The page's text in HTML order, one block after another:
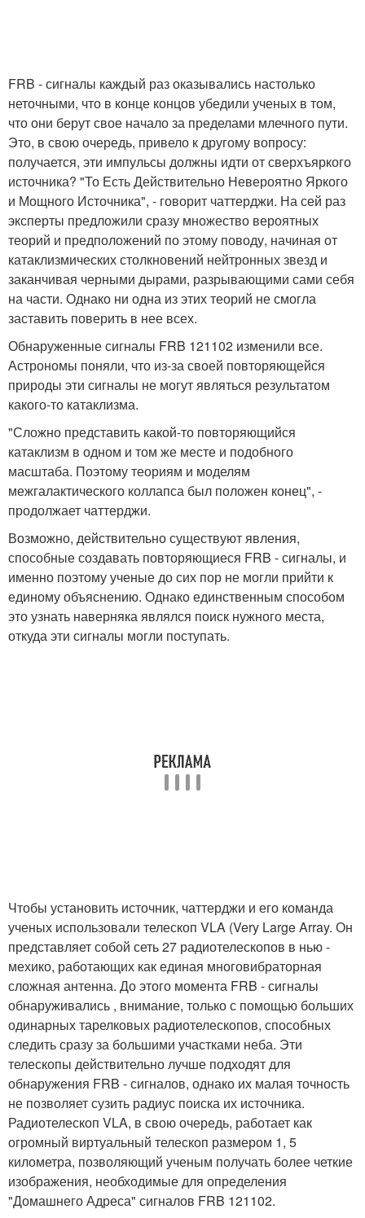
FRB - сигналы каждый раз оказывались настолько
неточными, что в конце концов убедили ученых в том,
что они берут свое начало за пределами млечного пути.
Это, в свою очередь, привело к другому вопросу:
получается, эти импульсы должны идти от сверхъяркого
источника? "То Есть Действительно Невероятно Яркого
и Мощного Источника", - говорит чаттерджи. На сей раз
эксперты предложили сразу множество вероятных
теорий и предположений по этому поводу, начиная от
катаклизмических столкновений нейтронных звезд и
заканчивая черными дырами, разрывающими сами себя
на части. Однако ни одна из этих теорий не смогла
заставить поверить в нее всех.
Обнаруженные сигналы FRB 121102 изменили все.
Астрономы поняли, что из-за своей повторяющейся
природы эти сигналы не могут являться результатом
какого-то катаклизма.
"Сложно представить какой-то повторяющийся
катаклизм в одном и том же месте и подобного
масштаба. Поэтому теориям и моделям
межгалактического коллапса был положен конец", -
продолжает чаттерджи.
Возможно, действительно существуют явления,
способные создавать повторяющиеся FRB - сигналы, и
именно поэтому ученые до сих пор не могли прийти к
единому объяснению. Однако единственным способом
это узнать наверняка являлся поиск нужного места,
откуда эти сигналы могли поступать.
Чтобы установить источник, чаттерджи и его команда
ученых использовали телескоп VLA (Very Large Array. Он
представляет собой сеть 27 радиотелескопов в нью -
мехико, работающих как единая многовибраторная
сложная антенна. До этого момента FRB - сигналы
обнаруживались , внимание, только с помощью больших
одинарных тарелковых радиотелескопов, способных
следить сразу за большими участками неба. Эти
телескопы действительно лучше подходят для
обнаружения FRB - сигналов, однако их малая точность
не позволяет сузить радиус поиска их источника.
Радиотелескоп VLA, в свою очередь, работает как
огромный виртуальный телескоп размером 1, 5
километра, позволяющий ученым получать более четкие
изображения, необходимые для определения
"Домашнего Адреса" сигналов FRB 121102.